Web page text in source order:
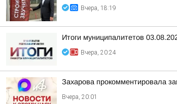
Вчера, 18:19
Итоги муниципалитетов
Вчера, 20:24
Захарова прокомментировала
Вчера, 20:01